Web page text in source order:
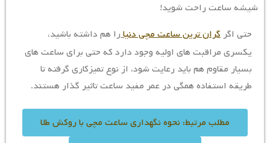
شیشه ساعت راحت شوید!
حتی اگرگران ترین ساعت مچی دنیا را هم داشته باشید،
یکسری مراقبت های اولیه وجود دارد که حتی برای ساعت های
بسیار مقاوم هم باید رعایت شود، از نوع تمیزکاری گرفته تا
طریقه استفاده همگی در عمر مفید ساعت تاثیر گذار هستند.
مطلب مرتبط: نحوه نگهداری ساعت مچی با روکش طلا